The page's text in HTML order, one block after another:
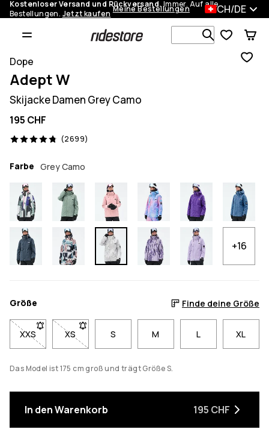
Kostenloser Versand und Rückversand.Immer. Auf alle
Bestellungen. Jetzt kaufen Meine Bestellungen CH/DE
Dope
Adept W
Skijacke Damen Grey Camo
195 CHF
(2699)
2699 Reviews, 4.8/5
Farbe Grey Camo
+16
Größe Finde deine Größe
XXS- Größe XXS nicht verfügbar. Klicke, um benachrichtigt zu
XS- Größe XS nicht verfügbar. Klicke, um
S M L XL
Das Model ist 175 cm groß und trägt Größe S.
In den Warenkorb 195 CHF